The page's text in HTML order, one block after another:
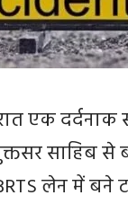
एक दर्दनाक
साहिब से
लेन में बने